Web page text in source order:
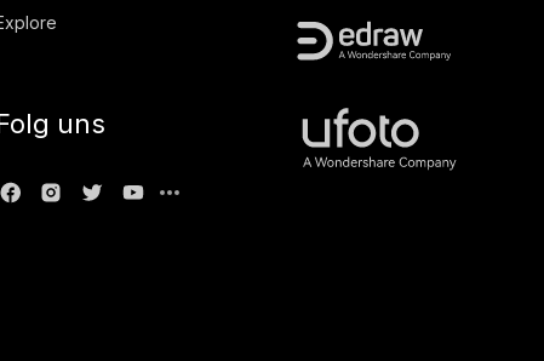
uns